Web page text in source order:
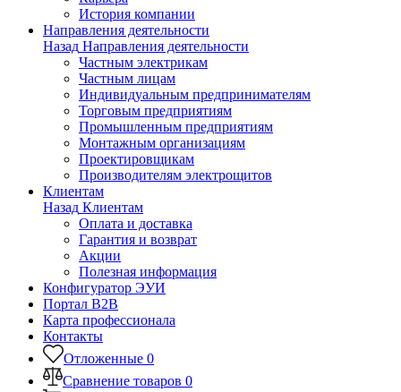
История компании
Направления деятельности
Назад Направления деятельности
Частным электрикам
Частным лицам
Индивидуальным предпринимателям
Торговым предприятиям
Промышленным предприятиям
Монтажным организациям
Проектировщикам
Производителям электрощитов
Клиентам
Назад Клиентам
Оплата и доставка
Гарантия и возврат
Акции
Полезная информация
Конфигуратор ЭУИ
Портал B2B
Карта профессионала
Контакты
Отложенные 0
Сравнение товаров 0